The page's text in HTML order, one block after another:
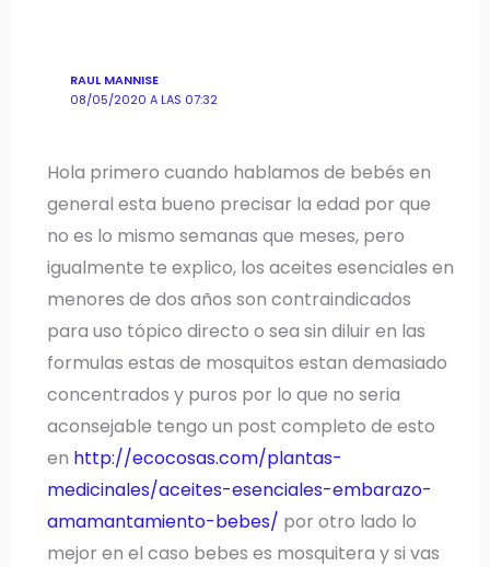
RAUL MANNISE
08/05/2020 A LAS 07:32
Hola primero cuando hablamos de bebés en
general esta bueno precisar la edad por que
no es lo mismo semanas que meses, pero
igualmente te explico, los aceites esenciales en
menores de dos años son contraindicados
para uso tópico directo o sea sin diluir en las
formulas estas de mosquitos estan demasiado
concentrados y puros por lo que no seria
aconsejable tengo un post completo de esto
en http://ecocosas.com/plantas-
medicinales/aceites-esenciales-embarazo-
amamantamiento-bebes/ por otro lado lo
mejor en el caso bebes es mosquitera y si vas